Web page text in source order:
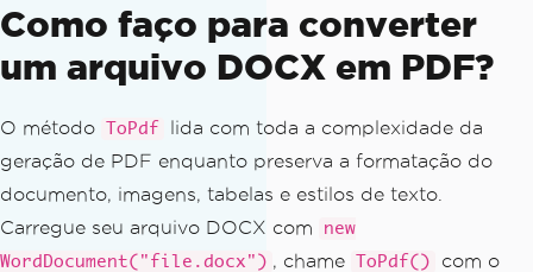
Como faço para converter
um arquivo DOCX em PDF?
O método ToPdf
lida com toda a complexidade da
geração de PDF enquanto preserva a formatação do
documento, imagens, tabelas e estilos de texto.
Carregue seu arquivo DOCX com
new
WordDocument("file.docx") , chame ToPdf()
com o